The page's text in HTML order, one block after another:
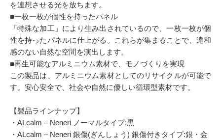
を連想させる光を放ちます。
■一枚一枚が個性を持ったパネル
「特殊な加工」により生み出されているので、一枚一枚が個
性を持ったパネルに仕上がる。これらが集まることで、違和
感のない自然な空間を演出します。
■再生可能なアルミニウム素材で、モノづくりを実現
この製品は、アルミニウム素材としてのリサイクルが可能で
す。安心安全で、社会や自然に優しい循環型素材です。
【製品ラインナップ】
・ALcalm – Neneri ノーマルタイプ:黒
・ALcalm – Neneri 銀傷(ぎんしょう) 銀傷付きタイプ:銀・金